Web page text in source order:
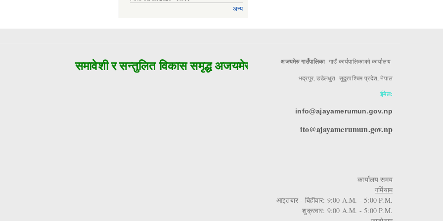
अन्य
समावेशी र सन्तुलित विकास समृद्ध अजयमेरुको मुल आधार!!अजयमेरु गाउँपालिका गाउँ कार्यपालिकाको कार्यालय
भद्रपुर, डडेलधुरा सुदूरपश्चिम प्रदेश, नेपाल
ईमेल:
info@ajayamerumun.gov.np
ito@ajayamerumun.gov.np
कार्यालय समय
गर्मियाम
आइतबार - बिहीवार: 9:00 A.M. - 5:00 P.M.
शुक्रवार: 9:00 A.M. - 5:00 P.M.